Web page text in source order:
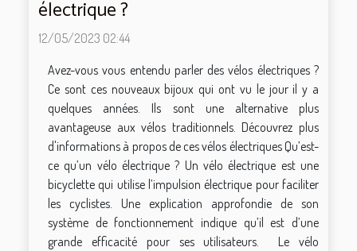
électrique ?
12/05/2023 02:44
Avez-vous vous entendu parler des vélos électriques ?
Ce sont ces nouveaux bijoux qui ont vu le jour il y a
quelques années. Ils sont une alternative plus
avantageuse aux vélos traditionnels. Découvrez plus
d'informations à propos de ces vélos électriques Qu’est-
ce qu’un vélo électrique ? Un vélo électrique est une
bicyclette qui utilise l’impulsion électrique pour faciliter
les cyclistes. Une explication approfondie de son
système de fonctionnement indique qu’il est d’une
grande efficacité pour ses utilisateurs. Le vélo